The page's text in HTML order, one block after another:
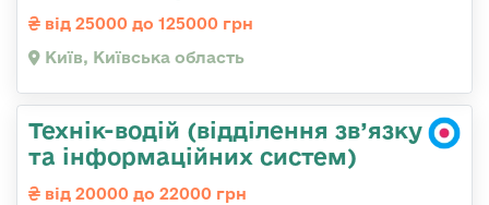
від 25000 до 125000 грн
Київ, Київська область
Технік-водій (відділення зв’язку
та інформаційних систем)
від 20000 до 22000 грн